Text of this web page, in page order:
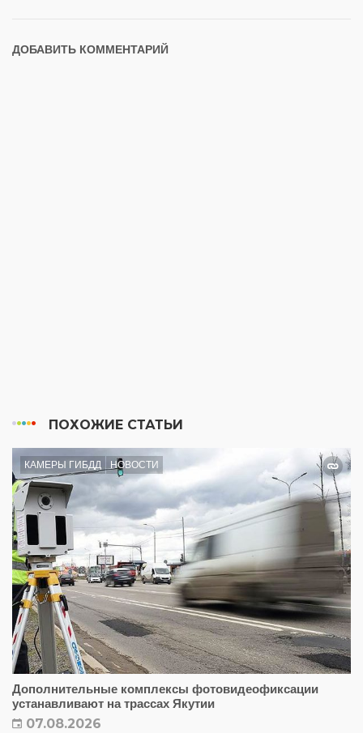
ДОБАВИТЬ КОММЕНТАРИЙ
ПОХОЖИЕ СТАТЬИ
КАМЕРЫ ГИБДД НОВОСТИ
Дополнительные комплексы фотовидеофиксации
устанавливают на трассах Якутии
07.08.2026